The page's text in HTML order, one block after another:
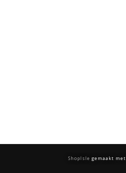
ShopIsle gemaakt met